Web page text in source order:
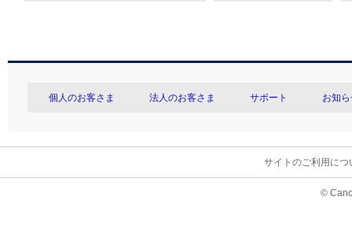
個人のお客さま 法人のお客さま サポート お知
サイトのご利用につ
©